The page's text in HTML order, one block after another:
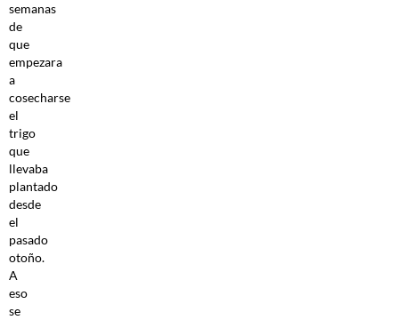
semanas
de
que
empezara
a
cosecharse
el
trigo
que
llevaba
plantado
desde
el
pasado
otoño.
A
eso
se